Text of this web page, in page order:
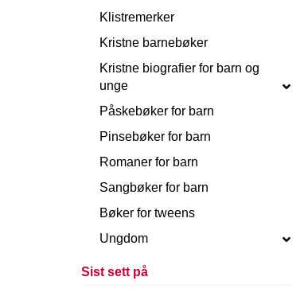
Klistremerker
Kristne barnebøker
Kristne biografier for barn og
unge
Påskebøker for barn
Pinsebøker for barn
Romaner for barn
Sangbøker for barn
Bøker for tweens
Ungdom
Sist sett på